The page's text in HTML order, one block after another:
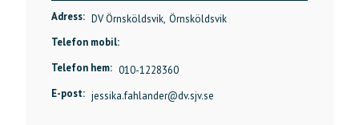
Adress: DV Örnsköldsvik, Örnsköldsvik
Telefon mobil:
Telefon hem: 010-1228360
E-post: jessika.fahlander@dv.sjv.se